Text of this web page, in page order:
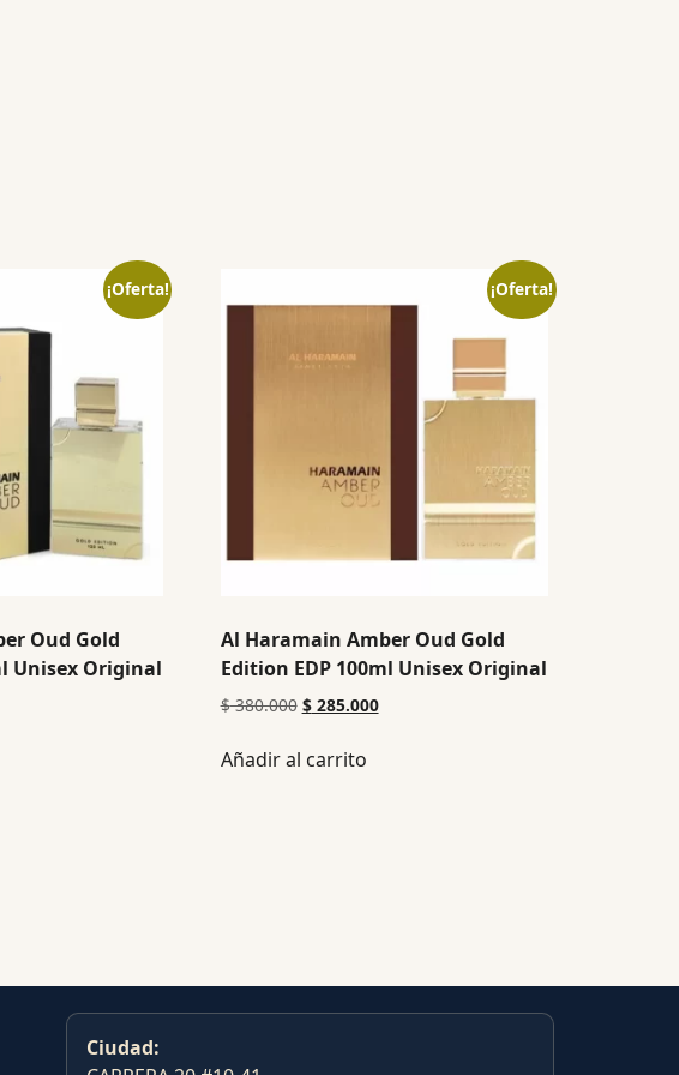
¡Oferta!
Oud Gold
Unisex Original
¡Oferta!
Al Haramain Amber Oud Gold
Edition EDP 100ml Unisex Original
$380.000 $285.000
Añadir al carrito
Ciudad: